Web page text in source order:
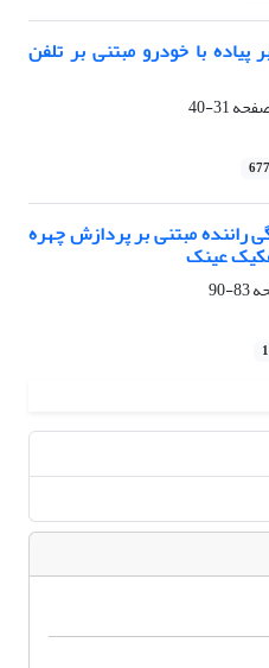
پیاده با خودرو مبتنی بر تلفن
31-40
مبتنی بر پردازش چهره
عینک
83-90